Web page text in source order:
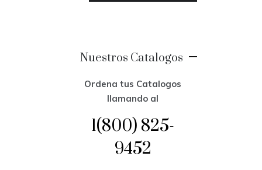
Nuestros Catalogos
Ordena tus Catalogos
llamando al
1(800) 825-
9452